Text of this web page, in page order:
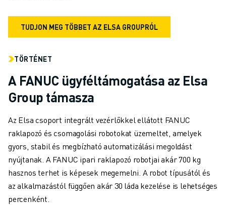
TUDJON MEG TÖBBET AZ ELSA GROUPRÓL
TÖRTÉNET
A FANUC ügyféltámogatása az Elsa
Group támasza
Az Elsa csoport integrált vezérlőkkel ellátott FANUC
raklapozó és csomagolási robotokat üzemeltet, amelyek
gyors, stabil és megbízható automatizálási megoldást
nyújtanak. A FANUC ipari raklapozó robotjai akár 700 kg
hasznos terhet is képesek megemelni. A robot típusától és
az alkalmazástól függően akár 30 láda kezelése is lehetséges
percenként.